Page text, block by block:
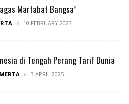
Martabat Bangsa”
10 FEBRUARY 2023
di Tengah Perang Tarif Dunia
3 APRIL 2025